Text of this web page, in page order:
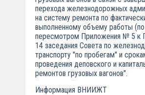
перехода железнодорожных
на систему ремонта по
выполненному объему работы
пересмотром Приложения № 5 к
14 заседания Совета по
транспорту "по пробегам" и
проведения деповского и
ремонтов грузовых вагонов".
Информация ВНИИЖТ